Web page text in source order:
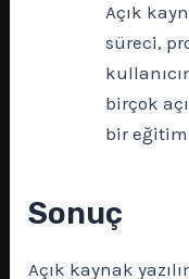
Açık
süreci,
birçok
bir
Sonuç
Açık kaynak